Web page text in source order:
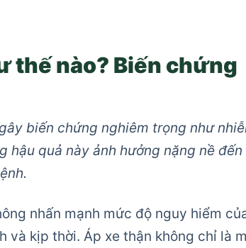
thế nào? Biến chứng
biến chứng nghiêm trọng như
hậu quả này ảnh hưởng nặng nề đến
nhấn mạnh mức độ nguy hiểm
và kịp thời. Áp xe thận không chỉ là